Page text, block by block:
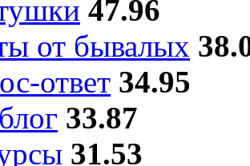
47.96
от бывалых
ответ 34.95
33.87
31.53